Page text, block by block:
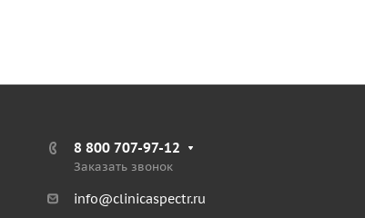
8 800 707-97-12
Заказать звонок
info@clinicaspectr.ru